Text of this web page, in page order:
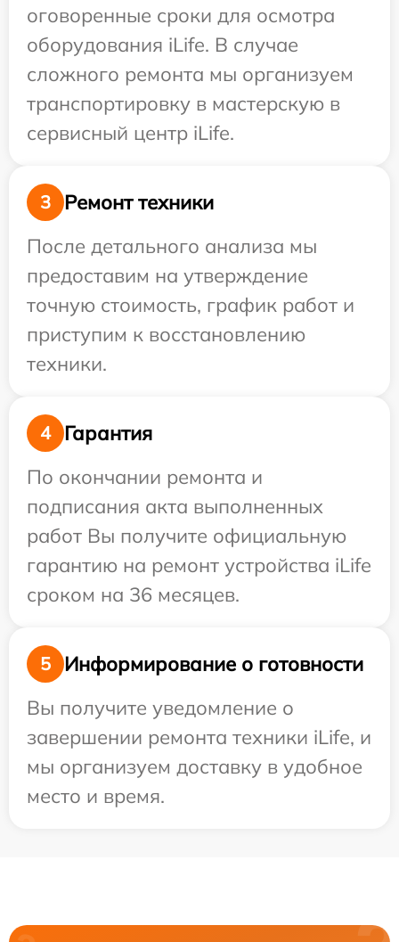
оговоренные сроки для осмотра
оборудования iLife. В случае
сложного ремонта мы организуем
транспортировку в мастерскую в
сервисный центр iLife.
3
Ремонт техники
После детального анализа мы
предоставим на утверждение
точную стоимость, график работ и
приступим к восстановлению
техники.
4
Гарантия
По окончании ремонта и
подписания акта выполненных
работ Вы получите официальную
гарантию на ремонт устройства iLife
сроком на 36 месяцев.
5
Информирование о готовности
Вы получите уведомление о
завершении ремонта техники iLife, и
мы организуем доставку в удобное
место и время.